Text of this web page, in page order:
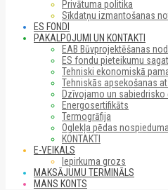
Privātuma politika
Sīkdatņu izmantošanas
ES FONDI
PAKALPOJUMI UN KONTAKTI
EAB Būvprojektēšanas
ES fondu pieteikumu
Tehniski ekonomiskā
Tehniskās apsekošanas
Dzīvojamo un
Energosertifikāts
Termogrāfija
Oglekļa pēdas
KONTAKTI
E-VEIKALS
Iepirkuma grozs
MAKSĀJUMU TERMINĀLS
MANS KONTS